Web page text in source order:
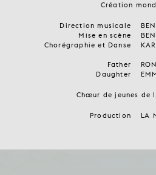
Création
Direction musicale
Mise en scène
Chorégraphie et Danse
Father
Daughter
Chœur de jeunes de
Production LA